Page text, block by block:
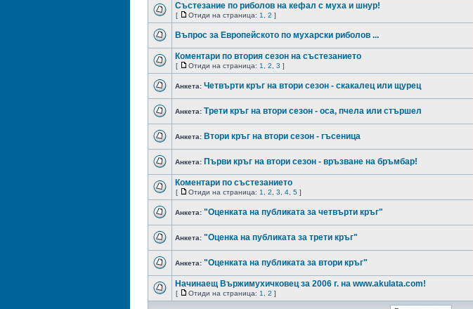
Състезание по риболов на кефал с муха и шнур!
[ Отиди на страница: 1 2 ]
Въпрос за Европейското по мухарски риболов ...
Коментари по втория сезон на състезанието
[ Отиди на страница: 1 2 3 ]
Анкета: Четвърти кръг на втори сезон - скакaлец или щурец
Анкета: Трети кръг на втори сезон - оса, пчела или стършел
Анкета: Втори кръг на втори сезон - гъсеница
Анкета: Първи кръг на втори сезон - връзване на бръмбар!
Коментари по състезанието
[ Отиди на страница: 1 2 3 4, 5]
Анкета: "Оценката на публиката за четвърти кръг"
Анкета: "Оценка на публиката за трети кръг"
Анкета: "Оценката на публиката за втори кръг"
Начинаещ Вържимухичковец за 2006 г. на www.akulata.com!
[ Отиди на страница: 1 2 ]